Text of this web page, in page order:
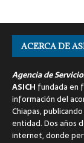
ACERCA DE
Agencia de
ASICH fundada en
información del
Chiapas,
entidad. Dos años
internet, donde